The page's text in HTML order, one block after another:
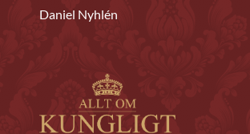
Daniel Nyhlén